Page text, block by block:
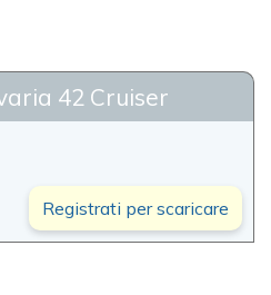
42 Cruiser
Registrati per scaricare